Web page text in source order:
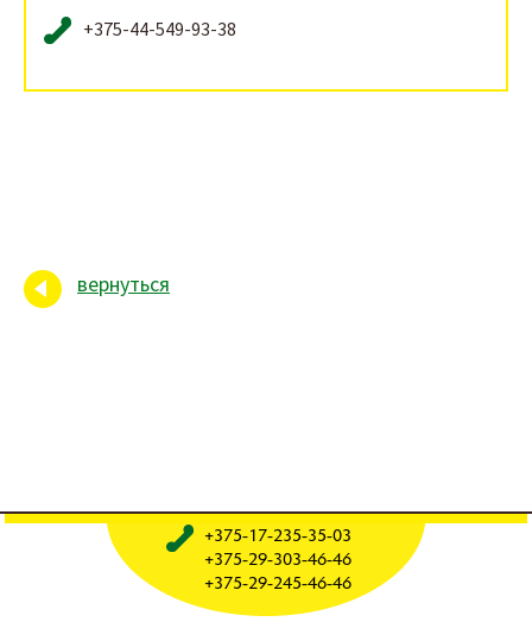
+375-44-549-93-38
вернуться
+375-17-235-35-03
+375-29-303-46-46
+375-29-245-46-46